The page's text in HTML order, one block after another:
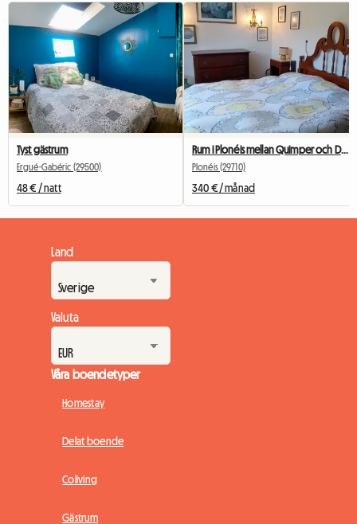
Tyst gästrum
Ergué-Gabéric (29500)
48 € / natt
Rum i Plonéis mellan Quimper och Douarnenez
Plonéis (29710)
340 € / månad
Land
Valuta
Våra boendetyper
Homestay
Delat boende
Coliving
Gästrum